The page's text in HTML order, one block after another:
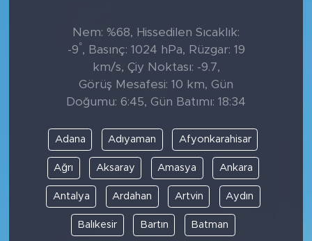
Nem: %68, Hissedilen Sıcaklık:
-9°, Basınç: 1024 hPa, Rüzgar: 19
km/s, Çiy Noktası: -9.7,
Görüş Mesafesi: 10 km, Gün
Doğumu: 6:45, Gün Batımı: 18:34
Adana Adıyaman Afyonkarahisar
Ağrı Aksaray Amasya Ankara
Antalya Ardahan Artvin Aydın
Balıkesir Bartın Batman